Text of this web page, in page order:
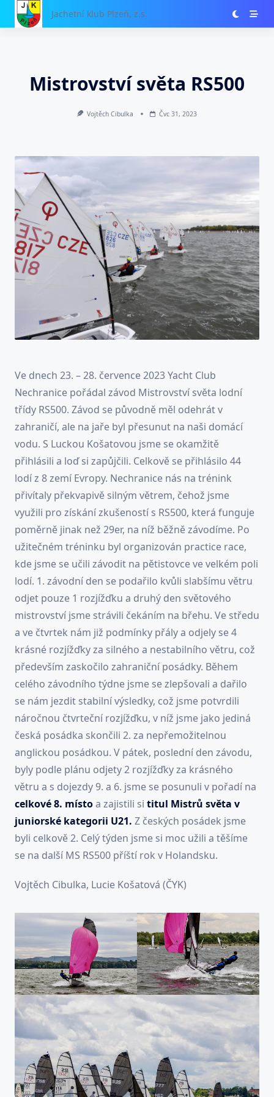
Jachetní klub Plzeň, z.s.
Mistrovství světa RS500
Vojtěch Cibulka Čvc 31, 2023
Ve dnech 23. – 28. července 2023 Yacht Club
Nechranice pořádal závod Mistrovství světa lodní
třídy RS500. Závod se původně měl odehrát v
zahraničí, ale na jaře byl přesunut na naši domácí
vodu. S Luckou Košatovou jsme se okamžitě
přihlásili a loď si zapůjčili. Celkově se přihlásilo 44
lodí z 8 zemí Evropy. Nechranice nás na trénink
přivítaly překvapivě silným větrem, čehož jsme
využili pro získání zkušeností s RS500, která funguje
poměrně jinak než 29er, na níž běžně závodíme. Po
užitečném tréninku byl organizován practice race,
kde jsme se učili závodit na pětistovce ve velkém poli
lodí. 1. závodní den se podařilo kvůli slabšímu větru
odjet pouze 1 rozjížďku a druhý den světového
mistrovství jsme strávili čekáním na břehu. Ve středu
a ve čtvrtek nám již podmínky přály a odjely se 4
krásné rozjížďky za silného a nestabilního větru, což
především zaskočilo zahraniční posádky. Během
celého závodního týdne jsme se zlepšovali a dařilo
se nám jezdit stabilní výsledky, což jsme potvrdili
náročnou čtvrteční rozjížďku, v níž jsme jako jediná
česká posádka skončili 2. za nepřemožitelnou
anglickou posádkou. V pátek, poslední den závodu,
byly podle plánu odjety 2 rozjížďky za krásného
větru a s dojezdy 9. a 6. jsme se posunuli v pořadí na
celkové 8. místoa zajistili si titul Mistrů světa v
juniorské kategorii U21. Z českých posádek jsme
byli celkově 2. Celý týden jsme si moc užili a těšíme
se na další MS RS500 příští rok v Holandsku.
Vojtěch Cibulka, Lucie Košatová (ČYK)